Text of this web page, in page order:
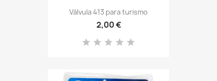
Válvula 413 para turismo
2,00 €